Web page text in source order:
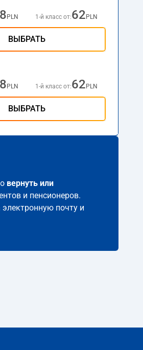
PLN 1-й класс от:62 PLN
ВЫБРАТЬ
PLN 1-й класс от:62 PLN
ВЫБРАТЬ
вернуть или
и пенсионеров.
почту и